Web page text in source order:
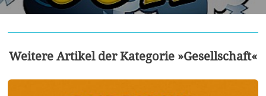
Weitere Artikel der Kategorie »Gesellschaft«